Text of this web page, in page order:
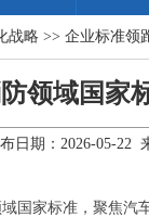
战略 >> 企业标准领
领域国家
日期：2026-05-22
国家标准，聚焦